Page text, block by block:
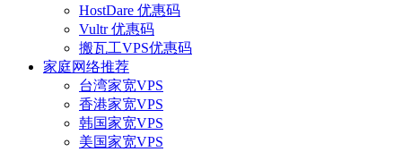
HostDare 优惠码
Vultr 优惠码
搬瓦工VPS优惠码
家庭网络推荐
台湾家宽VPS
香港家宽VPS
韩国家宽VPS
美国家宽VPS